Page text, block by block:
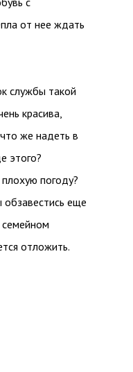
от нее ждать
службы такой
красива,
же надеть в
этого?
погоду?
еще
отложить.